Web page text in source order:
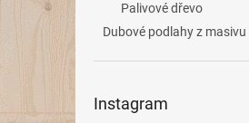
Palivové dřevo
Dubové podlahy z masivu
Instagram